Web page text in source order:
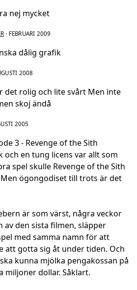
nej mycket
· FEBRUARI 2009
dålig grafik
2008
det rolig och lite svårt Men inte
skoj ändå
2005
3 - Revenge of the Sith
och en tung licens var allt som
spel skulle Revenge of the Sith
ögongodiset till trots är det
är som värst, några veckor
av den sista filmen, släpper
med samma namn för att
att gotta sig åt under tiden. Och
kunna mjölka pengakossan på
miljoner dollar. Såklart.